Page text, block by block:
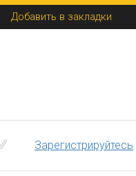
Добавить в закладки
Зарегистрируйтесь